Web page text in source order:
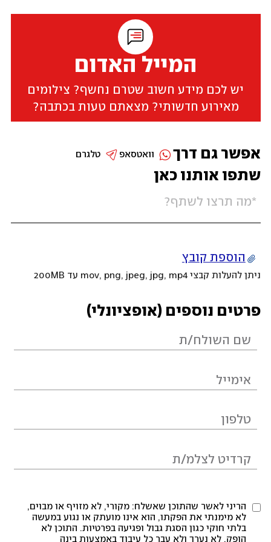
המייל האדום
יש לכם מידע חשוב שטרם נחשף? צילומים
מאירוע חדשותי? מצאתם טעות בכתבה?
שתפו אותנו כאן
הוספת קובץ
ניתן להעלות קבצי mov, png, jpeg, jpg, mp4 עד 200MB
פרטים נוספים (אופציונלי)
הריני לאשר שהתוכן שאשלח: מקורי, לא מזויף או מבוים,
לא מימנתי את הפקתו, הוא אינו מועתק או נגוע במעשה
בלתי חוקי כגון הסגת גבול ופגיעה בפרטיות. התוכן לא
הופק, לא נערך ולא עבר כל עיבוד באמצעות בינה
אפשר גם דרך טלגרם וואטסאפ